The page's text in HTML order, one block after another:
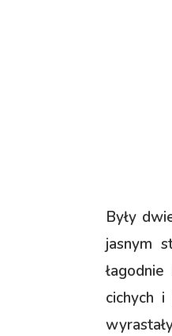
Były
jasnym
cichych i